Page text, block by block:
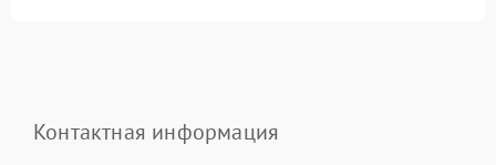
Контактная информация